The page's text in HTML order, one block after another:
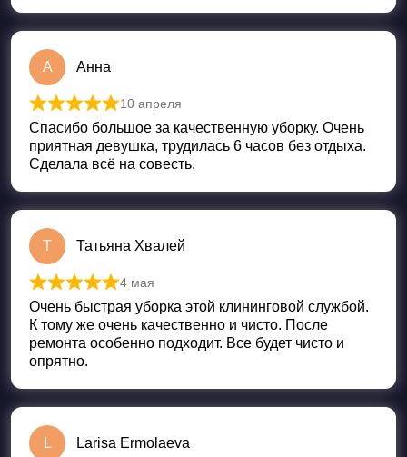
А Анна
Оценка из 5
10 апреля
Спасибо большое за качественную уборку. Очень
приятная девушка, трудилась 6 часов без отдыха.
Сделала всё на совесть.
Т Татьяна Хвалей
Оценка
4 мая
Очень быстрая уборка этой клининговой службой.
К тому же очень качественно и чисто. После
ремонта особенно подходит. Все будет чисто и
опрятно.
L Larisa Ermolaeva